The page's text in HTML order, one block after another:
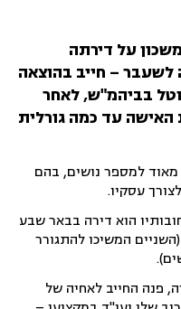
על דירתה
– חייב בהוצאה
בביהמ"ש, לאחר
עד כמה גורלית
מאוד למספר נושים, בהם
עסקיו.
הוא דירה בבאר שבע
המשיכו להתגורר
פנה החייב לאחיה של